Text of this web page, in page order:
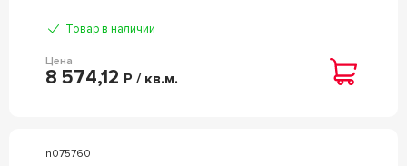
Товар в наличии
Цена
8 574,12 Р / кв.м.
n075760